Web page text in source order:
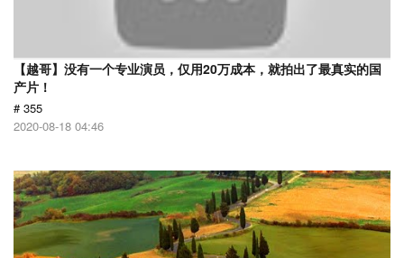
【越哥】没有一个专业演员，仅用20万成本，就拍出了最真实的国
产片！
# 355
2020-08-18 04:46